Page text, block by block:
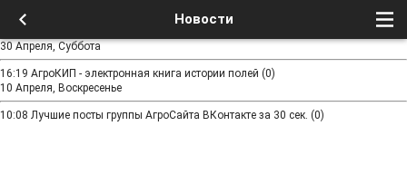
Новости
30 Апреля, Суббота
16:19 АгроКИП - электронная книга истории полей (0)
10 Апреля, Воскресенье
10:08 Лучшие посты группы АгроСайта ВКонтакте за 30 сек. (0)